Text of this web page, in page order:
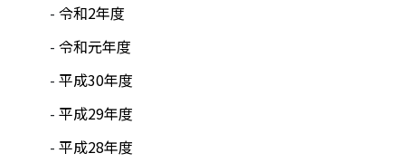
令和2年度
令和元年度
平成30年度
平成29年度
平成28年度